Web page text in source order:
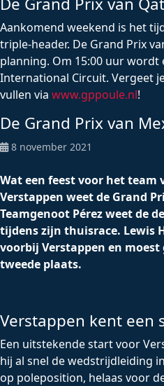
Aankomend weekend is het
triple-header. De Grand Prix
planning. Om 15:00 uur wordt
International Circuit. Vergeet
vullen via www.gppoule.nl!
De Grand Prix van
8 november 2021
Wat een feest voor het team
Verstappen weet de Grand
Teamgenoot Pérez weet de
tijdens zijn thuisrace. Lewis
voorbij Verstappen en
tweede plaats.
Verstappen kent een
Een uitstekende start voor
hij al snel de wedstrijdleiding
op poleposition, helaas voor